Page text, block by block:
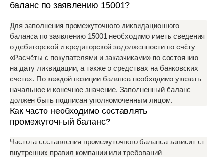
баланс по заявлению 15001?
Для заполнения промежуточного ликвидационного
баланса по заявлению 15001 необходимо иметь сведения
о дебиторской и кредиторской задолженности по счёту
«Расчёты с покупателями и заказчиками» по состоянию
на дату ликвидации, а также о средствах на банковских
счетах. По каждой позиции баланса необходимо указать
начальное и конечное значение. Заполненный баланс
должен быть подписан уполномоченным лицом.
Как часто необходимо составлять
промежуточный баланс?
Частота составления промежуточного баланса зависит от
внутренних правил компании или требований